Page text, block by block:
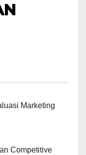
Marketing
Competitive